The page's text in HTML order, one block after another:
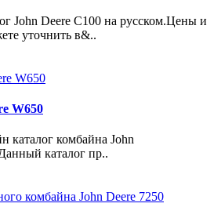
John Deere С100 на русском.Цены и
уточнить в&..
W650
каталог комбайна John
каталог пр..